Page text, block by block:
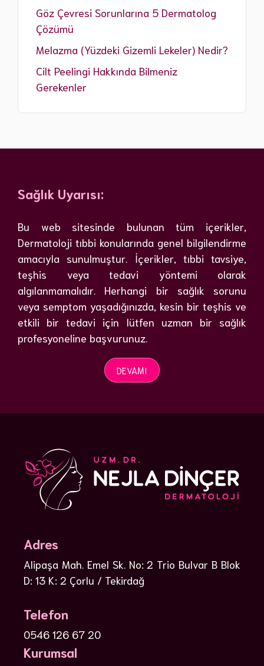
Göz Çevresi Sorunlarına 5 Dermatolog
Çözümü
Melazma (Yüzdeki Gizemli Lekeler) Nedir?
Cilt Peelingi Hakkında Bilmeniz
Gerekenler
Sağlık Uyarısı:
Bu web sitesinde bulunan tüm içerikler,
Dermatoloji tıbbi konularında genel bilgilendirme
amacıyla sunulmuştur. İçerikler, tıbbi tavsiye,
teşhis veya tedavi yöntemi olarak
algılanmamalıdır. Herhangi bir sağlık sorunu
veya semptom yaşadığınızda, kesin bir teşhis ve
etkili bir tedavi için lütfen uzman bir sağlık
profesyoneline başvurunuz.
DEVAMI
Adres
Alipaşa Mah. Emel Sk. No: 2 Trio Bulvar B Blok
D: 13 K: 2 Çorlu / Tekirdağ
Telefon
0546 126 67 20
Kurumsal